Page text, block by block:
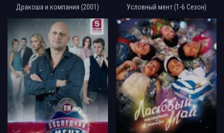
Дракоша и компания (2001) Условный мент (1-6 Сезон)